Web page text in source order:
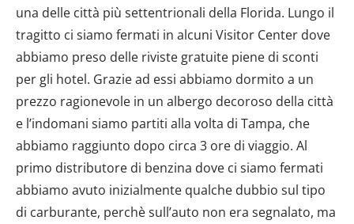
una delle città più settentrionali della Florida. Lungo il
tragitto ci siamo fermati in alcuni Visitor Center dove
abbiamo preso delle riviste gratuite piene di sconti
per gli hotel. Grazie ad essi abbiamo dormito a un
prezzo ragionevole in un albergo decoroso della città
e l’indomani siamo partiti alla volta di Tampa, che
abbiamo raggiunto dopo circa 3 ore di viaggio. Al
primo distributore di benzina dove ci siamo fermati
abbiamo avuto inizialmente qualche dubbio sul tipo
di carburante, perchè sull’auto non era segnalato, ma